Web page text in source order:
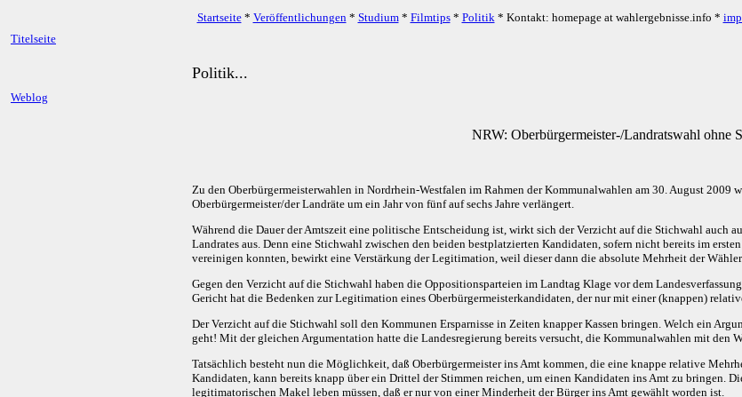
Startseite* Veröffentlichungen* Studium* Filmtips* Politik* Kontakt: homepage at wahlergebnisse.info *
Titelseite
Weblog
Politik...
NRW: Oberbürgermeister-/Landratswahl ohne
Zu den Oberbürgermeisterwahlen in Nordrhein-Westfalen im Rahmen der Kommunalwahlen am 30. August 2009
Oberbürgermeister/der Landräte um ein Jahr von fünf auf sechs Jahre verlängert.
Während die Dauer der Amtszeit eine politische Entscheidung ist, wirkt sich der Verzicht auf die Stichwahl auch
Landrates aus. Denn eine Stichwahl zwischen den beiden bestplatzierten Kandidaten, sofern nicht bereits im
vereinigen konnten, bewirkt eine Verstärkung der Legitimation, weil dieser dann die absolute Mehrheit der
Gegen den Verzicht auf die Stichwahl haben die Oppositionsparteien im Landtag Klage vor dem
Gericht hat die Bedenken zur Legitimation eines Oberbürgermeisterkandidaten, der nur mit einer (knappen)
Der Verzicht auf die Stichwahl soll den Kommunen Ersparnisse in Zeiten knapper Kassen bringen. Welch ein
geht! Mit der gleichen Argumentation hatte die Landesregierung bereits versucht, die Kommunalwahlen mit den
Tatsächlich besteht nun die Möglichkeit, daß Oberbürgermeister ins Amt kommen, die eine knappe relative
Kandidaten, kann bereits knapp über ein Drittel der Stimmen reichen, um einen Kandidaten ins Amt zu bringen.
legitimatorischen Makel leben müssen, daß er nur von einer Minderheit der Bürger ins Amt gewählt worden ist.